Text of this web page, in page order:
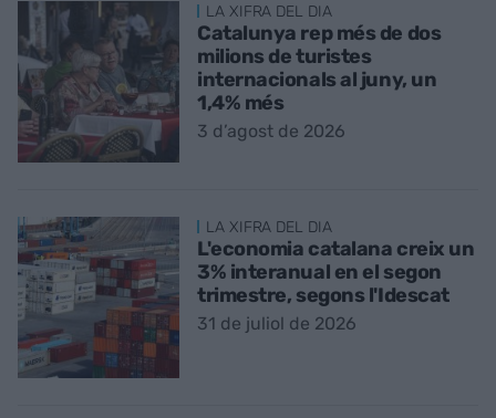
LA XIFRA DEL DIA
Catalunya rep més de dos
milions de turistes
internacionals al juny, un
1,4% més
3 d’agost de 2026
LA XIFRA DEL DIA
L'economia catalana creix un
3% interanual en el segon
trimestre, segons l'Idescat
31 de juliol de 2026